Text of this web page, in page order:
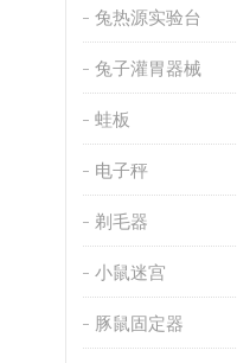
兔热源实验台
兔子灌胃器械
蛙板
电子秤
剃毛器
小鼠迷宫
豚鼠固定器